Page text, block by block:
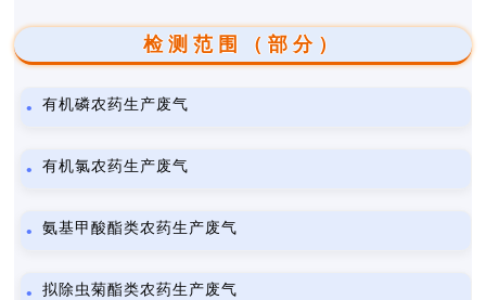
检测范围（部分）
有机磷农药生产废气
有机氯农药生产废气
氨基甲酸酯类农药生产废气
拟除虫菊酯类农药生产废气